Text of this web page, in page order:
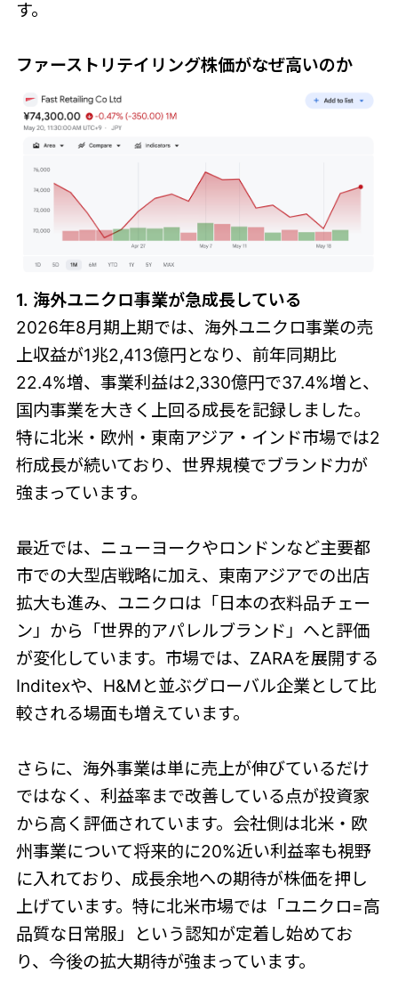
す。
ファーストリテイリング株価がなぜ高いのか
1. 海外ユニクロ事業が急成長している
2026年8月期上期では、海外ユニクロ事業の売
上収益が1兆2,413億円となり、前年同期比
22.4%増、事業利益は2,330億円で37.4%増と、
国内事業を大きく上回る成長を記録しました。
特に北米・欧州・東南アジア・インド市場では2
桁成長が続いており、世界規模でブランド力が
強まっています。
最近では、ニューヨークやロンドンなど主要都
市での大型店戦略に加え、東南アジアでの出店
拡大も進み、ユニクロは「日本の衣料品チェー
ン」から「世界的アパレルブランド」へと評価
が変化しています。市場では、ZARAを展開する
Inditexや、H&Mと並ぶグローバル企業として比
較される場面も増えています。
さらに、海外事業は単に売上が伸びているだけ
ではなく、利益率まで改善している点が投資家
から高く評価されています。会社側は北米・欧
州事業について将来的に20%近い利益率も視野
に入れており、成長余地への期待が株価を押し
上げています。特に北米市場では「ユニクロ=高
品質な日常服」という認知が定着し始めてお
り、今後の拡大期待が強まっています。